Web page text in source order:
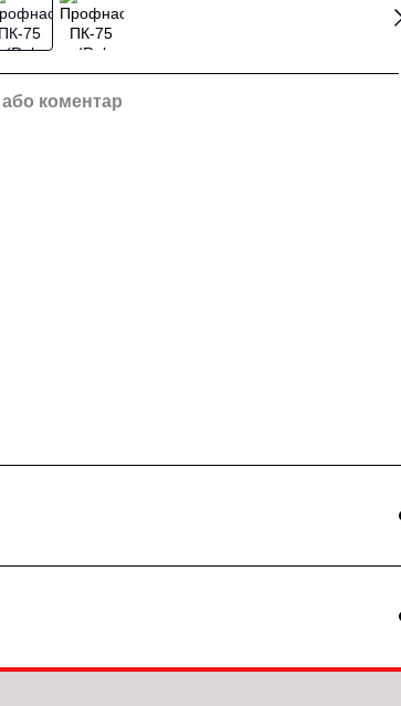
або коментар